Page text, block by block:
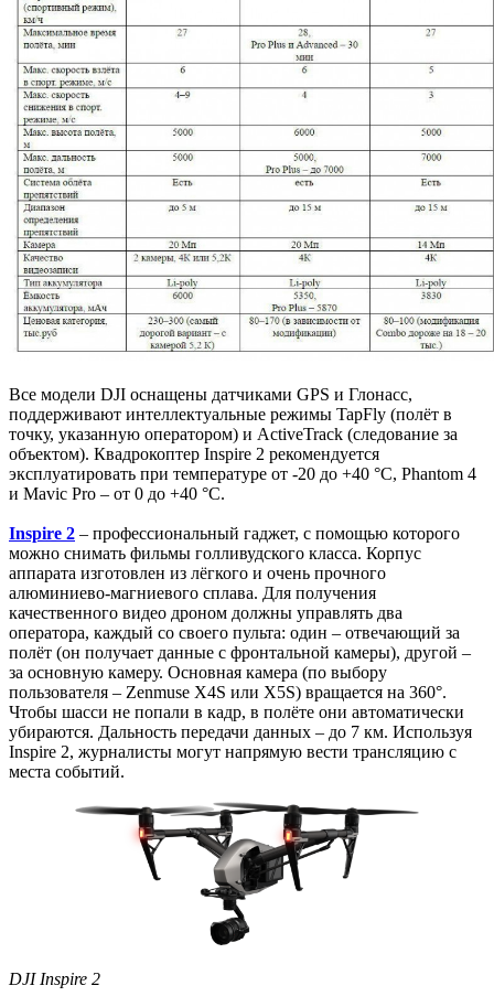
Все модели DJI оснащены датчиками GPS и Глонасс,
поддерживают интеллектуальные режимы TapFly (полёт в
точку, указанную оператором) и ActiveTrack (следование за
объектом). Квадрокоптер Inspire 2 рекомендуется
эксплуатировать при температуре от -20 до +40 °C, Phantom 4
и Mavic Pro – от 0 до +40 °C.
Inspire 2 – профессиональный гаджет, с помощью которого
можно снимать фильмы голливудского класса. Корпус
аппарата изготовлен из лёгкого и очень прочного
алюминиево-магниевого сплава. Для получения
качественного видео дроном должны управлять два
оператора, каждый со своего пульта: один – отвечающий за
полёт (он получает данные с фронтальной камеры), другой –
за основную камеру. Основная камера (по выбору
пользователя – Zenmuse X4S или X5S) вращается на 360°.
Чтобы шасси не попали в кадр, в полёте они автоматически
убираются. Дальность передачи данных – до 7 км. Используя
Inspire 2, журналисты могут напрямую вести трансляцию с
места событий.
DJI Inspire 2